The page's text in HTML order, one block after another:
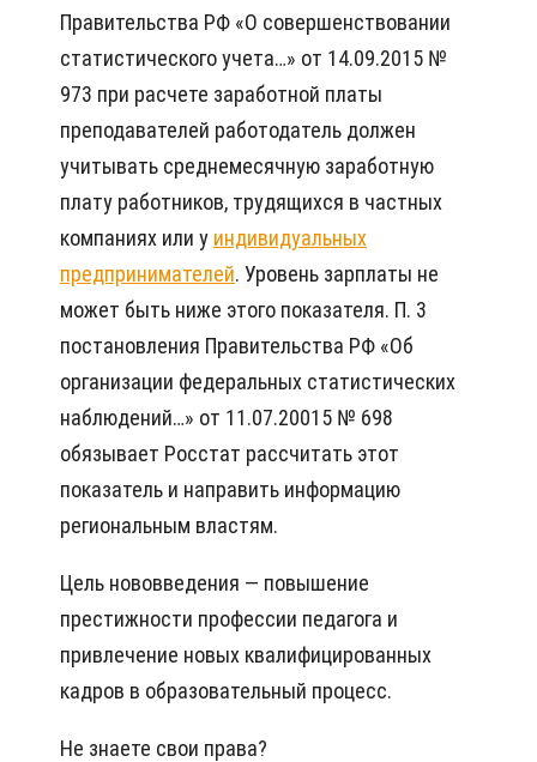
Правительства РФ «О совершенствовании
статистического учета…» от 14.09.2015 №
973 при расчете заработной платы
преподавателей работодатель должен
учитывать среднемесячную заработную
плату работников, трудящихся в частных
компаниях или у индивидуальных
предпринимателей. Уровень зарплаты не
может быть ниже этого показателя. П. 3
постановления Правительства РФ «Об
организации федеральных статистических
наблюдений…» от 11.07.20015 № 698
обязывает Росстат рассчитать этот
показатель и направить информацию
региональным властям.
Цель нововведения — повышение
престижности профессии педагога и
привлечение новых квалифицированных
кадров в образовательный процесс.
Не знаете свои права?